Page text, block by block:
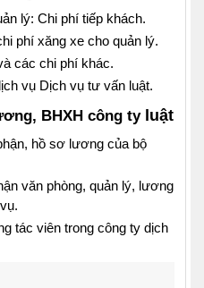
lý: Chi phí tiếp khách.
phí xăng xe cho quản lý.
các chi phí khác.
vụ Dịch vụ tư vấn luật.
BHXH công tyluật
hồ sơ lương của bộ
văn phòng, quản lý, lương
tác viên trong công ty dịch